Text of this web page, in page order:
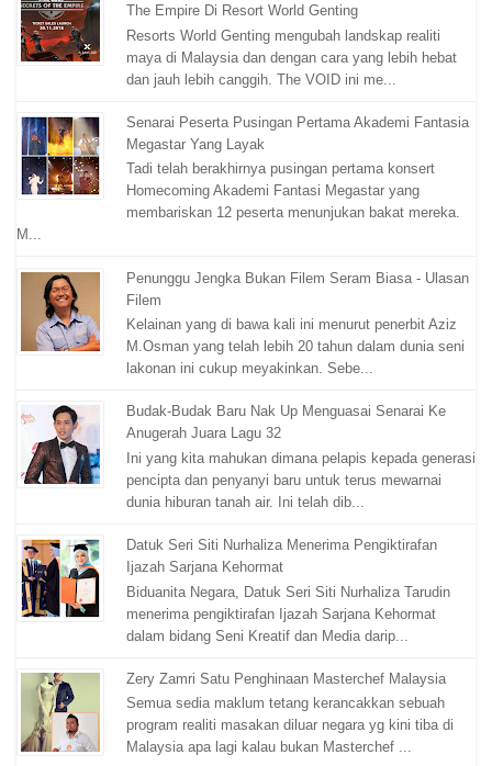
The Empire Di Resort World Genting
Resorts World Genting mengubah landskap realiti
maya di Malaysia dan dengan cara yang lebih hebat
dan jauh lebih canggih. The VOID ini me...
Senarai Peserta Pusingan Pertama Akademi Fantasia
Megastar Yang Layak
Tadi telah berakhirnya pusingan pertama konsert
Homecoming Akademi Fantasi Megastar yang
membariskan 12 peserta menunjukan bakat mereka.
M...
Penunggu Jengka Bukan Filem Seram Biasa - Ulasan
Filem
Kelainan yang di bawa kali ini menurut penerbit Aziz
M.Osman yang telah lebih 20 tahun dalam dunia seni
lakonan ini cukup meyakinkan. Sebe...
Budak-Budak Baru Nak Up Menguasai Senarai Ke
Anugerah Juara Lagu 32
Ini yang kita mahukan dimana pelapis kepada generasi
pencipta dan penyanyi baru untuk terus mewarnai
dunia hiburan tanah air. Ini telah dib...
Datuk Seri Siti Nurhaliza Menerima Pengiktirafan
Ijazah Sarjana Kehormat
Biduanita Negara, Datuk Seri Siti Nurhaliza Tarudin
menerima pengiktirafan Ijazah Sarjana Kehormat
dalam bidang Seni Kreatif dan Media darip...
Zery Zamri Satu Penghinaan Masterchef Malaysia
Semua sedia maklum tetang kerancakkan sebuah
program realiti masakan diluar negara yg kini tiba di
Malaysia apa lagi kalau bukan Masterchef ...